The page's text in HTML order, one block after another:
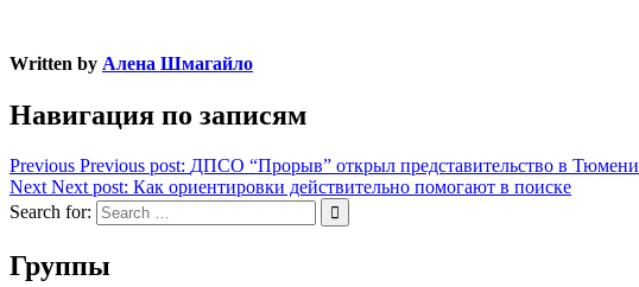
Written by Алена Шмагайло
Навигация по записям
Previous Previous post: ДПСО “Прорыв” открыл представительство в Тюмени
Next Next post: Как ориентировки действительно помогают в поиске
Search for:
Группы